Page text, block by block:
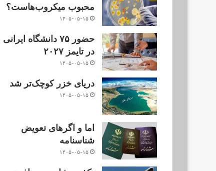
محبوب میکروب‌هاست؟
۱۴۰۵-۰۵-۱۵
حضور ۷۵ دانشگاه ایرانی
در تایمز ۲۰۲۷
۱۴۰۵-۰۵-۱۵
دریای خزر کوچک‌تر شد
۱۴۰۵-۰۵-۱۵
اما و اگرهای تعویض
شناسنامه
۱۴۰۵-۰۵-۱۵